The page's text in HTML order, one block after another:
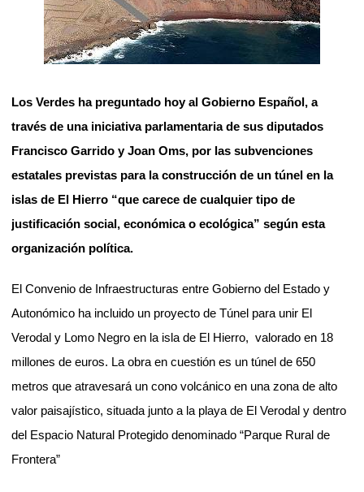
Los Verdes ha preguntado hoy al Gobierno Español, a
través de una iniciativa parlamentaria de sus diputados
Francisco Garrido y Joan Oms, por las subvenciones
estatales previstas para la construcción de un túnel en la
islas de El Hierro “que carece de cualquier tipo de
justificación social, económica o ecológica” según esta
organización política.
El Convenio de Infraestructuras entre Gobierno del Estado y
Autonómico ha incluido un proyecto de Túnel para unir El
Verodal y Lomo Negro en la isla de El Hierro, valorado en 18
millones de euros. La obra en cuestión es un túnel de 650
metros que atravesará un cono volcánico en una zona de alto
valor paisajístico, situada junto a la playa de El Verodal y dentro
del Espacio Natural Protegido denominado “Parque Rural de
Frontera”